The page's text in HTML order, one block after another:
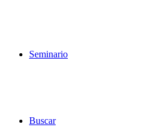
Seminario
Buscar